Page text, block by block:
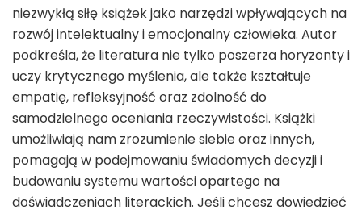
niezwykłą siłę książek jako narzędzi wpływających na
rozwój intelektualny i emocjonalny człowieka. Autor
podkreśla, że literatura nie tylko poszerza horyzonty i
uczy krytycznego myślenia, ale także kształtuje
empatię, refleksyjność oraz zdolność do
samodzielnego oceniania rzeczywistości. Książki
umożliwiają nam zrozumienie siebie oraz innych,
pomagają w podejmowaniu świadomych decyzji i
budowaniu systemu wartości opartego na
doświadczeniach literackich. Jeśli chcesz dowiedzieć